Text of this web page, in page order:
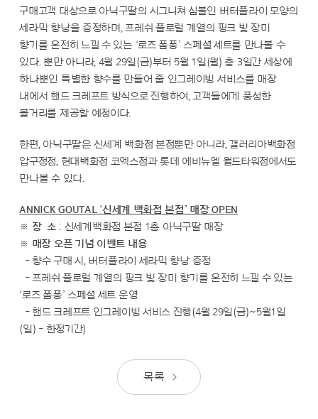
구매고객 대상으로 아닉구딸의 시그니쳐 심볼인 버터플라이 모양의
세라믹 향낭을 증정하며, 프레쉬 플로럴 계열의 핑크 빛 장미
향기를 온전히 느낄 수 있는 ‘로즈 폼퐁’ 스페셜 세트를 만나볼 수
있다. 뿐만 아니라, 4월 29일(금)부터 5월 1일(월) 총 3일간 세상에
하나뿐인 특별한 향수를 만들어 줄 인그레이빙 서비스를 매장
내에서 핸드 크레프트 방식으로 진행하여, 고객들에게 풍성한
볼거리를 제공할 예정이다.
한편, 아닉구딸은 신세계 백화점 본점뿐만 아니라, 갤러리아백화점
압구정점, 현대백화점 코엑스점과 롯데 에비뉴엘 월드타워점에서도
만나볼 수 있다.
ANNICK GOUTAL ‘신세계 백화점 본점’ 매장 OPEN
※ 장 소 : 신세계백화점 본점 1층 아닉구딸 매장
※ 매장 오픈 기념 이벤트 내용
- 향수 구매 시, 버터플라이 세라믹 향낭 증정
- 프레쉬 플로럴 계열의 핑크 빛 장미 향기를 온전히 느낄 수 있는
‘로즈 폼퐁’ 스페셜 세트 운영
- 핸드 크레프트 인그레이빙 서비스 진행(4월 29일(금)~5월1일
(일) - 한정기간)
목록